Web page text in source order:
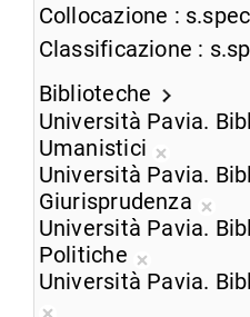
Collocazione
Classificazione
Biblioteche
Università Pavia.
Umanistici
Rimuovi
dalla
ricerca
Università Pavia.
Giurisprudenza
Università Pavia.
Politiche
Rimuovi
Università Pavia.